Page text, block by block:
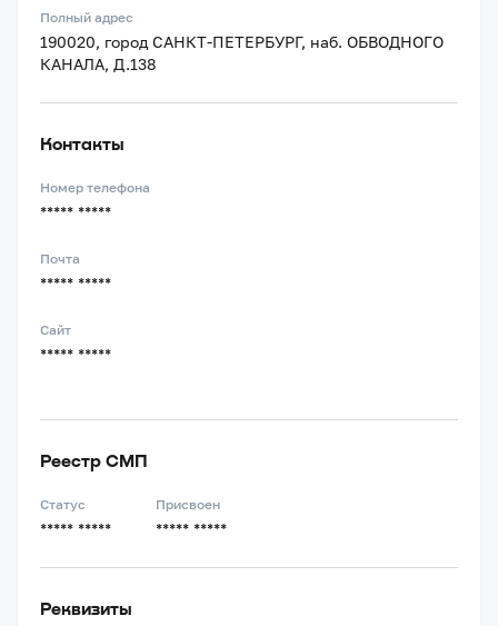
Полный адрес
190020, город САНКТ-ПЕТЕРБУРГ, наб. ОБВОДНОГО
КАНАЛА, Д.138
Контакты
Номер телефона
***** *****
Почта
***** *****
Сайт
***** *****
Реестр СМП
Статус
***** *****
Присвоен
***** *****
Реквизиты